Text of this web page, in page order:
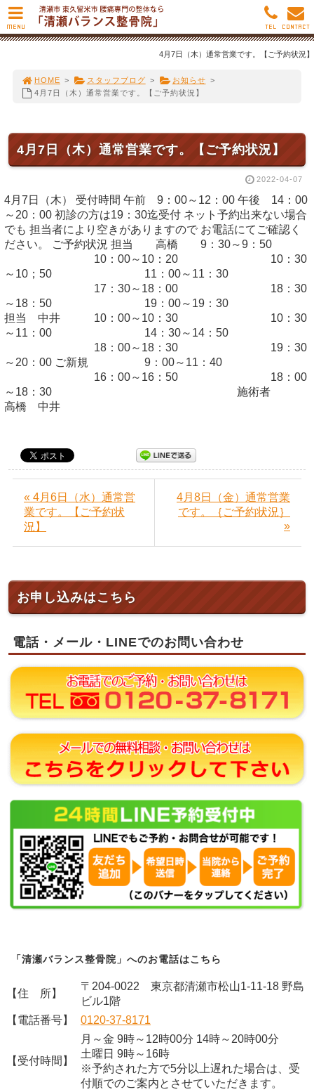
4月7日（木）通常営業です。【ご予約状況】
HOME > スタッフブログ > お知らせ >
4月7日（木）通常営業です。【ご予約状況】
4月7日（木）通常営業です。【ご予約状況】
2022-04-07
4月7日（木） 受付時間 午前 9：00～12：00 午後 14：00
～20：00 初診の方は19：30迄受付 ネット予約出来ない場合
でも 担当者により空きがありますので お電話にてご確認く
ださい。 ご予約状況 担当 高橋 9：30～9：50
10：00～10：20 10：30
～10；50 11：00～11：30
17：30～18：00 18：30
～18：50 19：00～19：30
担当 中井 10：00～10：30 10：30
～11：00 14：30～14：50
18：00～18：30 19：30
～20：00 ご新規 9：00～11：40
16：00～16：50 18：00
～18：30 施術者
高橋 中井
« 4月6日（水）通常営
業です。【ご予約状
況】
4月8日（金）通常営業
です。｛ご予約状況｝
»
お申し込みはこちら
電話・メール・LINEでのお問い合わせ
「清瀬バランス整骨院」へのお電話はこちら
【住 所】
〒204-0022 東京都清瀬市松山1-11-18 野島
ビル1階
【電話番号】
0120-37-8171
【受付時間】
月～金 9時～12時00分 14時～20時00分
土曜日 9時～16時
※予約された方で5分以上遅れた場合は、受
付順でのご案内とさせていただきます。
MENU CONTACT
TEL